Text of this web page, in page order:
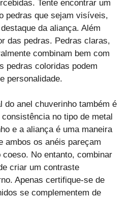
Tente encontrar um
pedras que sejam visíveis,
da aliança. Além
das pedras. Pedras claras,
combinam bem com
pedras coloridas podem
personalidade.
do anel chuverinho também é
no tipo de metal
e a aliança é uma maneira
ambos os anéis pareçam
coeso. No entanto, combinar
criar um contraste
Apenas certifique-se de
se complementem de